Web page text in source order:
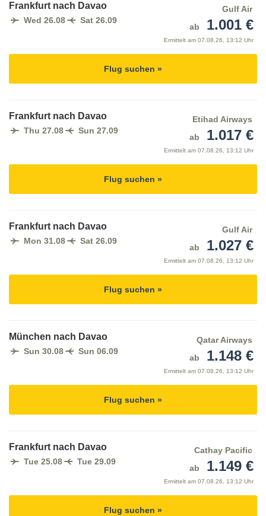
Frankfurt nach Davao
Wed 26.08 Sat 26.09
Gulf Air
ab
1.001 €
Ermittelt am 07.08.26, 13:12 Uhr
Flug suchen »
Frankfurt nach Davao
Thu 27.08 Sun 27.09
Etihad Airways
ab
1.017 €
Ermittelt am 07.08.26, 13:12 Uhr
Flug suchen »
Frankfurt nach Davao
Mon 31.08 Sat 26.09
Gulf Air
ab
1.027 €
Ermittelt am 07.08.26, 13:12 Uhr
Flug suchen »
München nach Davao
Sun 30.08 Sun 06.09
Qatar Airways
ab
1.148 €
Ermittelt am 07.08.26, 13:12 Uhr
Flug suchen »
Frankfurt nach Davao
Tue 25.08 Tue 29.09
Cathay Pacific
ab
1.149 €
Ermittelt am 07.08.26, 13:12 Uhr
Flug suchen »